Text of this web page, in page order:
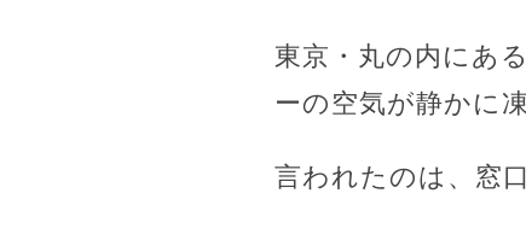
東京・丸の内にあ
ーの空気が静かに
言われたのは、窓